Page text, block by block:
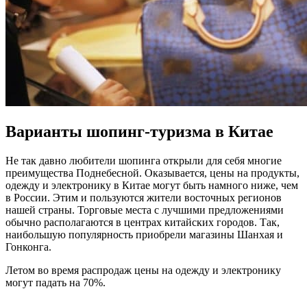
Варианты шопинг-туризма в Китае
Не так давно любители шопинга открыли для себя многие
преимущества Поднебесной. Оказывается, цены на продукты,
одежду и электронику в Китае могут быть намного ниже, чем
в России. Этим и пользуются жители восточных регионов
нашей страны. Торговые места с лучшими предложениями
обычно располагаются в центрах китайских городов. Так,
наибольшую популярность приобрели магазины Шанхая и
Гонконга.
Летом во время распродаж цены на одежду и электронику
могут падать на 70%.